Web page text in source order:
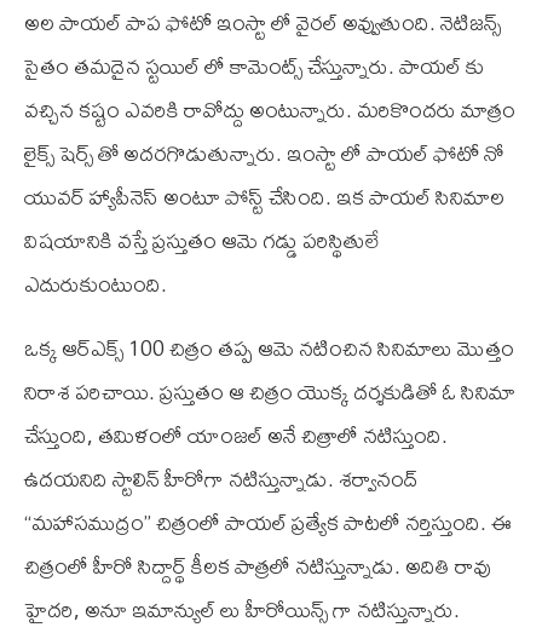
అల పాయల్ పాప ఫోటో ఇంస్టా లో వైరల్ అవ్వుతుంది. నెటిజన్స్
సైతం తమదైన స్టయిల్ లో కామెంట్స్ చేస్తున్నారు. పాయల్ కు
వచ్చిన కష్టం ఎవరికి రావోద్దు అంటున్నారు. మరికొందరు మాత్రం
లైక్స్ షెర్స్ తో అదరగొడుతున్నారు. ఇంస్టా లో పాయల్ ఫోటో నో
యువర్ హ్యాపీనెస్ అంటూ పోస్ట్ చేసింది. ఇక పాయల్ సినిమాల
విషయానికి వస్తే ప్రస్తుతం ఆమె గడ్డు పరిస్థితులే
ఎదురుకుంటుంది.
ఒక్క ఆర్‌ఎక్స్ 100 చిత్రం తప్ప ఆమె నటించిన సినిమాలు మొత్తం
నిరాశ పరిచాయి. ప్రస్తుతం ఆ చిత్రం యొక్క దర్శకుడితో ఓ సినిమా
చేస్తుంది, తమిళంలో యాంజల్ అనే చిత్రాలో నటిస్తుంది.
ఉదయనిది స్టాలిన్ హీరోగా నటిస్తున్నాడు. శర్వానంద్
“మహాసముద్రం” చిత్రంలో పాయల్ ప్రత్యేక పాటలో నర్తిస్తుంది. ఈ
చిత్రంలో హీరో సిద్దార్థ్ కీలక పాత్రలో నటిస్తున్నాడు. అదితి రావు
హైదరి, అనూ ఇమాన్యుల్ లు హీరోయిన్స్ గా నటిస్తున్నారు.